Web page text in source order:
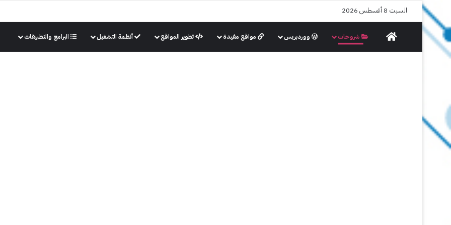
السبت 8 أغسطس 2026
الرئيسية شروحات ووردبريس مواقع مفيدة تطوير المواقع أنظمة التشغيل البرامج والتطبيقات